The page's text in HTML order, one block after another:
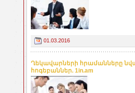
01.03.2016
Ղեկավարների հրամանները
հոգեբաններ. 1in.am